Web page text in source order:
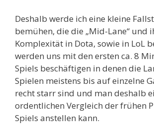
Deshalb werde ich eine kleine
bemühen, die die „Mid-Lane“ und
Komplexität in Dota, sowie in LoL
werden uns mit den ersten ca. 8
Spiels beschäftigen in denen die
Spielen meistens bis auf einzelne
recht starr sind und man deshalb
ordentlichen Vergleich der frühen
Spiels anstellen kann.